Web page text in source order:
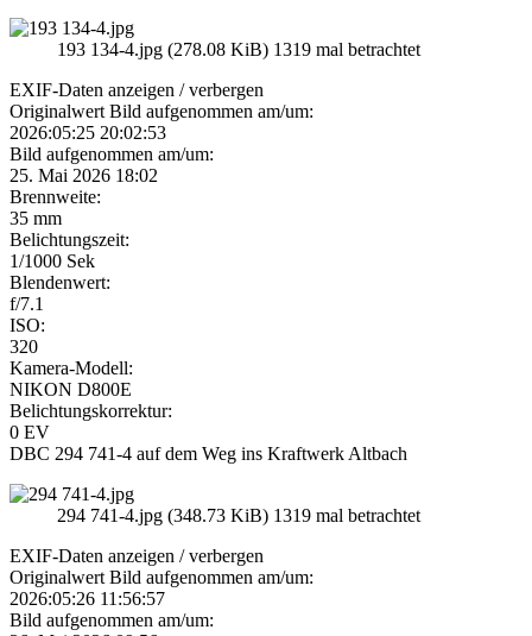
193 134-4.jpg (278.08 KiB) 1319 mal betrachtet
EXIF-Daten anzeigen / verbergen
Originalwert Bild aufgenommen am/um:
2026:05:25 20:02:53
Bild aufgenommen am/um:
25. Mai 2026 18:02
Brennweite:
35 mm
Belichtungszeit:
1/1000 Sek
Blendenwert:
f/7.1
ISO:
320
Kamera-Modell:
NIKON D800E
Belichtungskorrektur:
0 EV
DBC 294 741-4 auf dem Weg ins Kraftwerk Altbach
294 741-4.jpg (348.73 KiB) 1319 mal betrachtet
EXIF-Daten anzeigen / verbergen
Originalwert Bild aufgenommen am/um:
2026:05:26 11:56:57
Bild aufgenommen am/um: